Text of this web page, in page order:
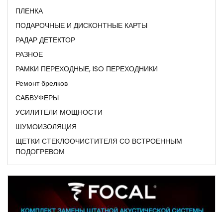
ПЛЕНКА
ПОДАРОЧНЫЕ И ДИСКОНТНЫЕ КАРТЫ
РАДАР ДЕТЕКТОР
РАЗНОЕ
РАМКИ ПЕРЕХОДНЫЕ, ISO ПЕРЕХОДНИКИ
Ремонт брелков
САБВУФЕРЫ
УСИЛИТЕЛИ МОЩНОСТИ
ШУМОИЗОЛЯЦИЯ
ЩЕТКИ СТЕКЛООЧИСТИТЕЛЯ СО ВСТРОЕННЫМ
ПОДОГРЕВОМ